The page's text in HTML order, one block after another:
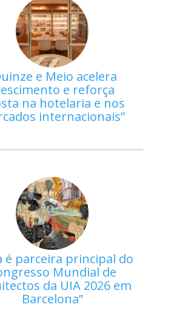
e Meio acelera
e reforça
na hotelaria e nos
internacionais
é parceira principal do
Mundial de
da UIA 2026 em
Barcelona